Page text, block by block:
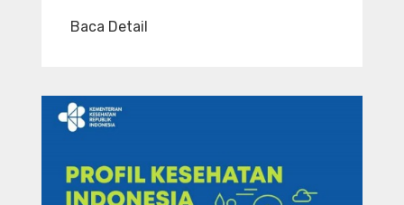
Baca Detail